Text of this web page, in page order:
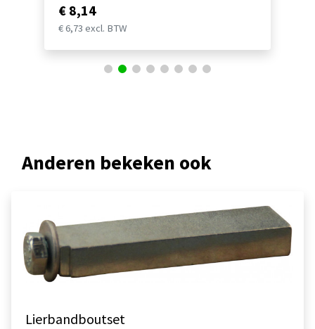
€ 8,14
€ 6,73 excl. BTW
Anderen bekeken ook
Lierbandboutset